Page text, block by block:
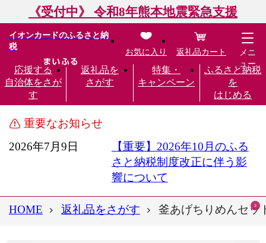
《受付中》 令和8年熊本地震緊急支援
イオンカードのふるさと納
税
応援する
自治体をさが
す
返礼品を
さがす
特集・
キャンペーン
ふるさと納税
を
はじめる
お気に入り 返礼品カート
メニ
ュー
重要なお知らせ
2026年7月9日
【重要】2026年10月のふる
さと納税制度改正に伴う影
響について
HOME 返礼品をさがす 釜あげちりめんセッ